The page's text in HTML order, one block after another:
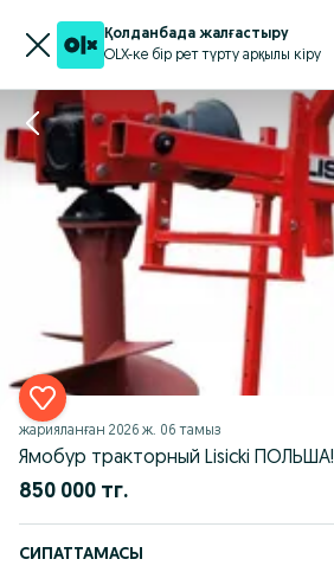
Қолданбада жалғастыру
OLX-ке бір рет түрту арқылы кіру
жарияланған 2026 ж. 06 тамыз
Ямобур тракторный Lisicki ПОЛЬША!
850 000 тг.
СИПАТТАМАСЫ